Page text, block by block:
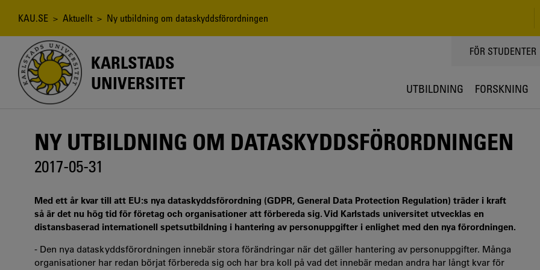
Länkstig
KAU.SE > Aktuellt > Ny utbildning om dataskyddsförordningen
KARLSTADS
UNIVERSITET
TOPPMENY
FÖR STUDENTER
UTBILDNING FORSKNING
NY UTBILDNING OM DATASKYDDSFÖRORDNINGEN
2017-05-31
Med ett år kvar till att EU:s nya dataskyddsförordning (GDPR, General Data Protection Regulation) träder i kraft
så är det nu hög tid för företag och organisationer att förbereda sig. Vid Karlstads universitet utvecklas en
distansbaserad internationell spetsutbildning i hantering av personuppgifter i enlighet med den nya förordningen.
- Den nya dataskyddsförordningen innebär stora förändringar när det gäller hantering av personuppgifter. Många
organisationer har redan börjat förbereda sig och har bra koll på vad det innebär medan andra har långt kvar för